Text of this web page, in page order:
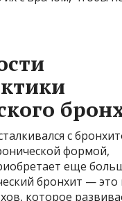
с
формой,
еще
бронхит — это
которое